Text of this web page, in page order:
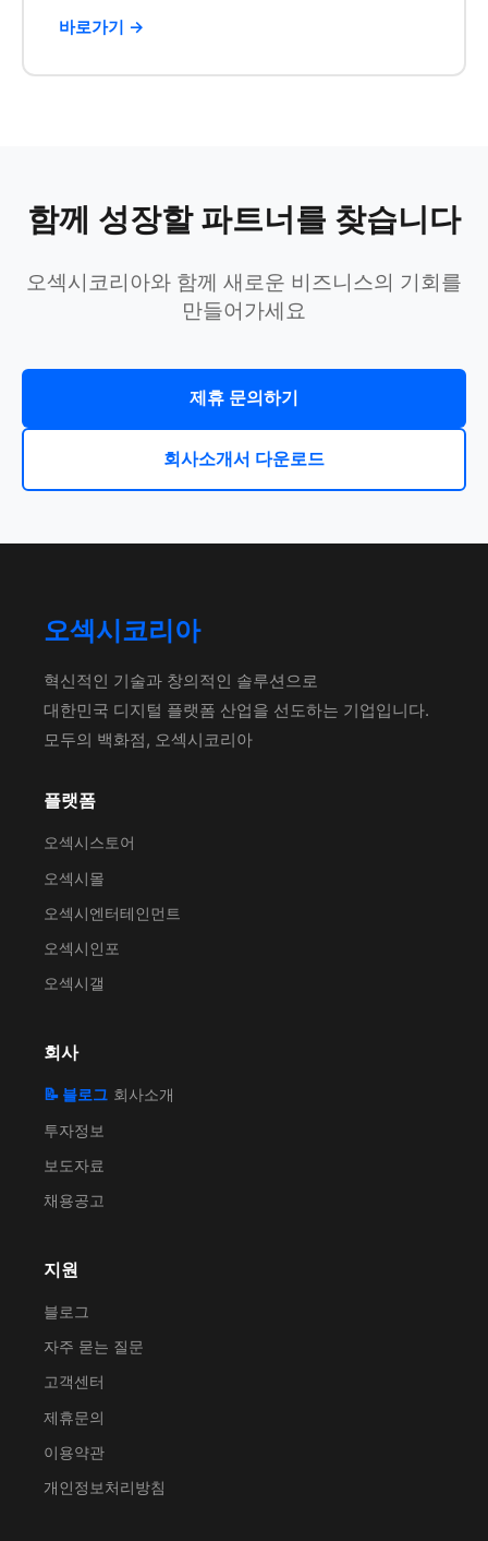
바로가기 →
함께 성장할 파트너를 찾습니다
오섹시코리아와 함께 새로운 비즈니스의 기회를
만들어가세요
제휴 문의하기
회사소개서 다운로드
오섹시코리아
혁신적인 기술과 창의적인 솔루션으로
대한민국 디지털 플랫폼 산업을 선도하는 기업입니다.
모두의 백화점, 오섹시코리아
플랫폼
오섹시스토어
오섹시몰
오섹시엔터테인먼트
오섹시인포
오섹시갤
회사
📝 블로그 회사소개
투자정보
보도자료
채용공고
지원
블로그
자주 묻는 질문
고객센터
제휴문의
이용약관
개인정보처리방침